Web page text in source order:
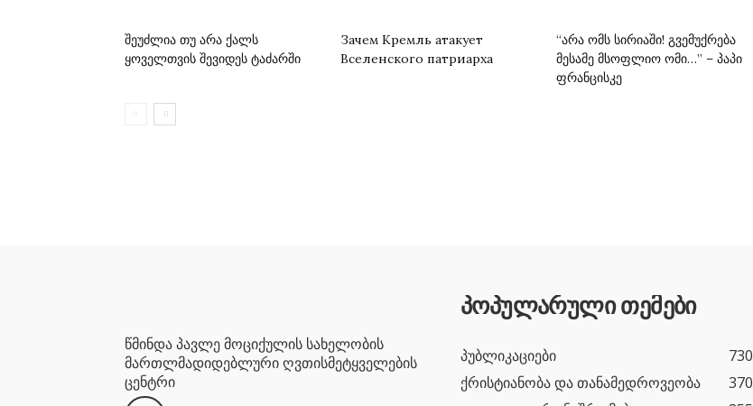
შეუძლია თუ არა ქალს
ყოველთვის შევიდეს ტაძარში
Зачем Кремль атакует
Вселенского патриарха
“არა ომს სირიაში! გვემუქრება
მესამე მსოფლიო ომი…” – პაპი
ფრანცისკე
წმინდა პავლე მოციქულის სახელობის
მართლმადიდებლური ღვთისმეტყველების
ცენტრი
პოპულარული თემები
პუბლიკაციები
730
ქრისტიანობა და თანამედროვეობა
370